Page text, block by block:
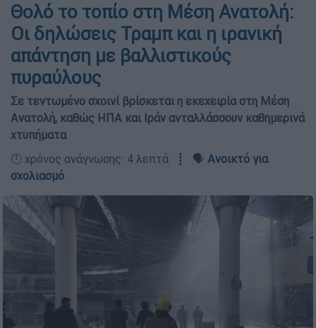
Θολό το τοπίο στη Μέση Ανατολή:
Οι δηλώσεις Τραμπ και η ιρανική
απάντηση με βαλλιστικούς
πυραύλους
Σε τεντωμένο σχοινί βρίσκεται η εκεχειρία στη Μέση
Ανατολή, καθώς ΗΠΑ και Ιράν ανταλλάσσουν καθημερινά
χτυπήματα
🕛 χρόνος ανάγνωσης: 4 λεπτά ┋ 🗣️ Ανοικτό για
σχολιασμό